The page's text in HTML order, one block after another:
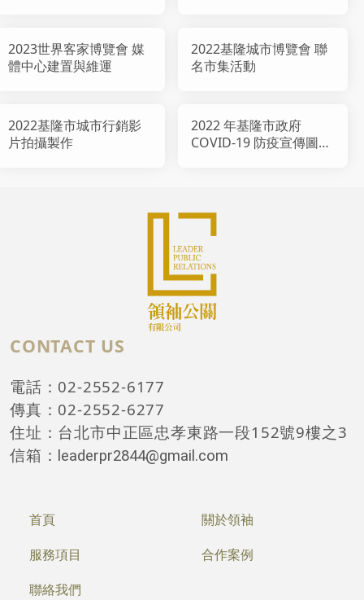
2023世界客家博覽會 媒
體中心建置與維運
2022基隆城市博覽會 聯
名市集活動
2022基隆市城市行銷影
片拍攝製作
2022 年基隆市政府
COVID-19 防疫宣傳圖文
CONTACT US
電話：02-2552-6177
傳真：02-2552-6277
住址：台北市中正區忠孝東路一段152號9樓之3
信箱： leaderpr2844@gmail.com
首頁
關於領袖
服務項目
合作案例
聯絡我們